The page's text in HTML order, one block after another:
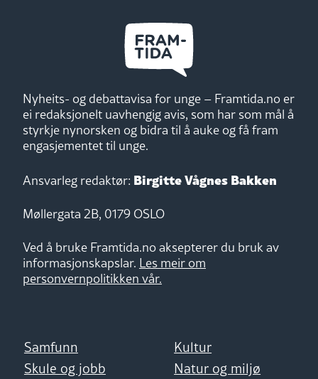
Nyheits- og debattavisa for unge – Framtida.no er
ei redaksjonelt uavhengig avis, som har som mål å
styrkje nynorsken og bidra til å auke og få fram
engasjementet til unge.
Ansvarleg redaktør: Birgitte Vågnes Bakken
Møllergata 2B, 0179 OSLO
Ved å bruke Framtida.no aksepterer du bruk av
informasjonskapslar. Les meir om
personvernpolitikken vår.
Samfunn
Kultur
Skule og jobb
Natur og miljø